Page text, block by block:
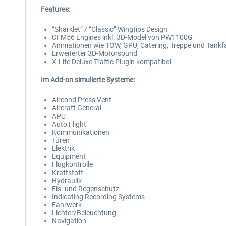
Features:
“Sharklet” / “Classic” Wingtips Design
CFM56 Engines inkl. 3D-Model von PW1100G
Animationen wie TOW, GPU, Catering, Treppe und
Erweiterter 3D-Motorsound
X-Life Deluxe Traffic Plugin kompatibel
Im Add-on simulierte Systeme:
Aircond Press Vent
Aircraft General
APU
Auto Flight
Kommunikationen
Türen
Elektrik
Equipment
Flugkontrolle
Kraftstoff
Hydraulik
Eis- und Regenschutz
Indicating Recording Systems
Fahrwerk
Lichter/Beleuchtung
Navigation